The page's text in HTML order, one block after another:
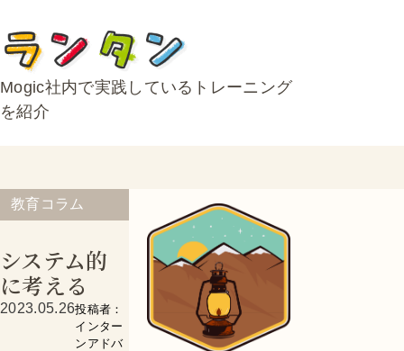
Mogic社内で実践しているトレーニング
を紹介
教育コラム
システム的
に考える
2023.05.26投稿者：
インター
ンアドバ